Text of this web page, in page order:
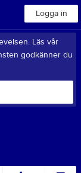
Logga in
Läs vår
godkänner du